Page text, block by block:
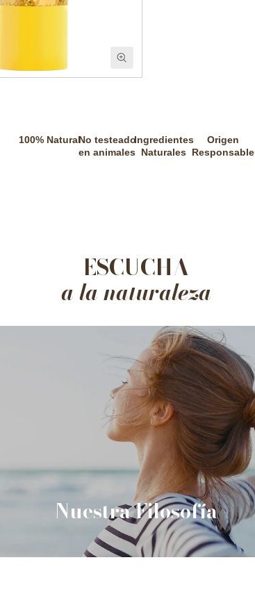
100% NaturalNo testeado
en animales
Ingredientes
Naturales
Origen
Responsable
ESCUCHA
a la naturaleza
Nuestra Filosofía